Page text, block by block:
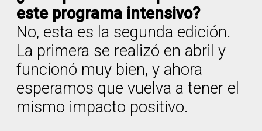
este programa intensivo?
No, esta es la segunda edición.
La primera se realizó en abril y
funcionó muy bien, y ahora
esperamos que vuelva a tener el
mismo impacto positivo.